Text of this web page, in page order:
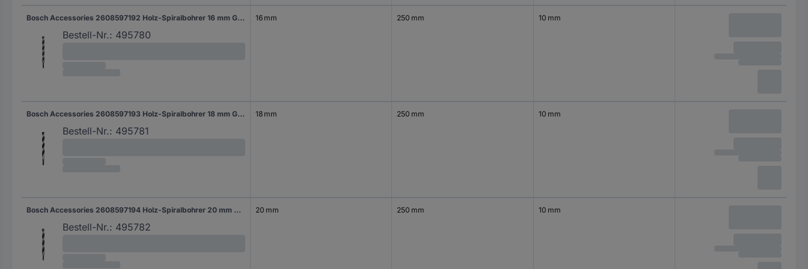
Bosch Accessories 2608597192 Holz-Spiralbohrer 16 mm Gesamtlänge 250 mm Zylinderschaft 1 St.
Bestell-Nr.: 495780
16 mm 250 mm 10 mm
Bosch Accessories 2608597193 Holz-Spiralbohrer 18 mm Gesamtlänge 250 mm Zylinderschaft 1 St.
Bestell-Nr.: 495781
18 mm 250 mm 10 mm
Bosch Accessories 2608597194 Holz-Spiralbohrer 20 mm Gesamtlänge 250 mm Zylinderschaft 1 St.
Bestell-Nr.: 495782
20 mm 250 mm 10 mm